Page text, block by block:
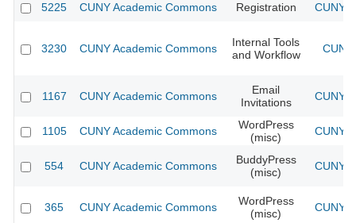
5225 CUNY Academic Commons Registration CUNY
3230 CUNY Academic Commons
Internal Tools
and Workflow
1167 CUNY Academic Commons
Email
Invitations
CUNY
1105 CUNY Academic Commons
WordPress
(misc)
CUNY
554 CUNY Academic Commons
BuddyPress
(misc)
CUNY
365 CUNY Academic Commons
WordPress
(misc)
CUNY